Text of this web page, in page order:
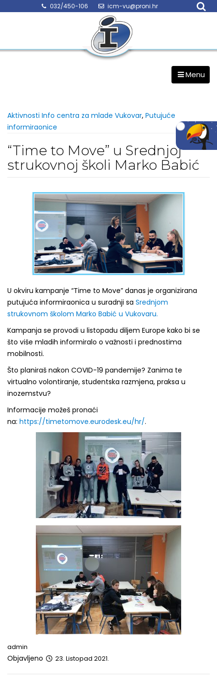
032/450-106 icm-vu@proni.hr
Menu
Aktivnosti Info centra za mlade Vukovar, Putujuće
informiraonice
“Time to Move” u Srednjoj
strukovnoj školi Marko Babić
U okviru kampanje “Time to Move” danas je organizirana
putujuća informiraonica u suradnji sa Srednjom
strukovnom školom Marko Babić u Vukovaru.
Kampanja se provodi u listopadu diljem Europe kako bi se
što više mladih informiralo o važnosti i prednostima
mobilnosti.
Što planiraš nakon COVID-19 pandemije? Zanima te
virtualno volontiranje, studentska razmjena, praksa u
inozemstvu?
Informacije možeš pronaći
na: https://timetomove.eurodesk.eu/hr/.
admin
Objavljeno 23. Listopad 2021.